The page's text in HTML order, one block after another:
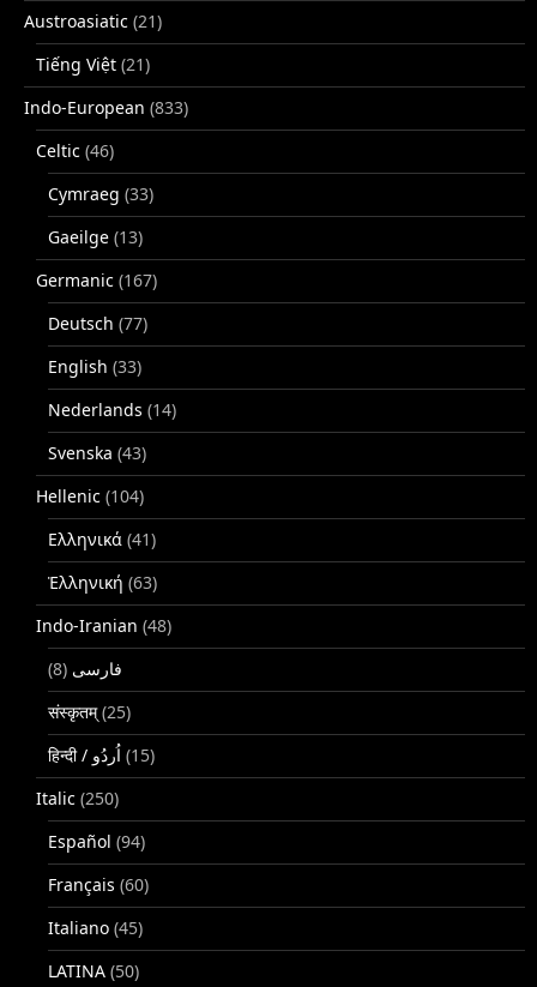
Austroasiatic (21)
Tiếng Việt (21)
Indo-European (833)
Celtic (46)
Cymraeg (33)
Gaeilge (13)
Germanic (167)
Deutsch (77)
English (33)
Nederlands (14)
Svenska (43)
Hellenic (104)
Ελληνικά (41)
Ἑλληνική (63)
Indo-Iranian (48)
فارسی (8)
संस्कृतम्(25)
(15)
Italic (250)
Español (94)
Français (60)
Italiano (45)
LATINA (50)